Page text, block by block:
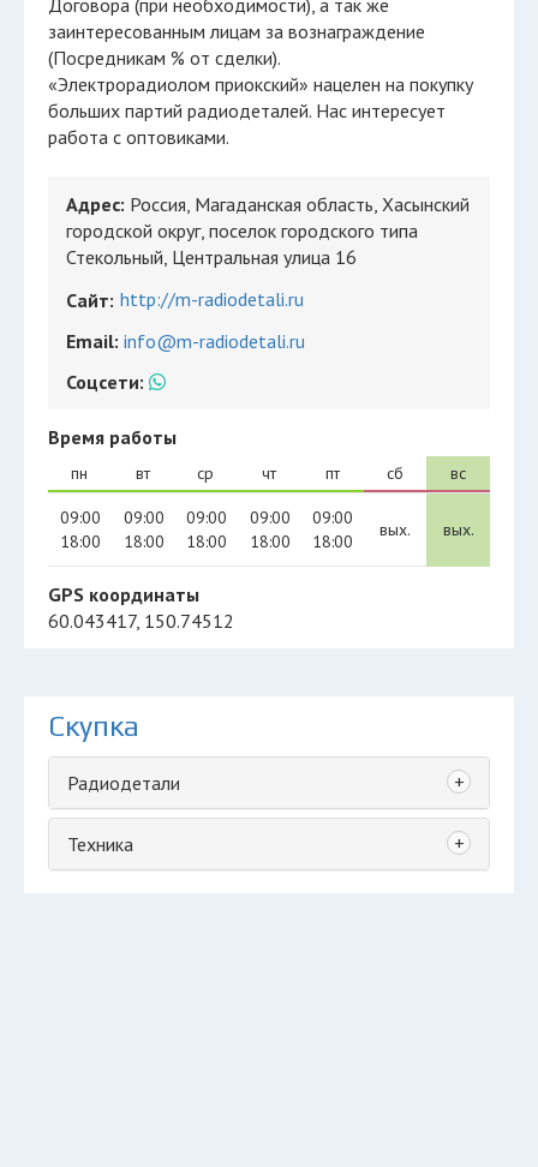
Договора (при необходимости), а так же
заинтересованным лицам за вознаграждение
(Посредникам % от сделки).
«Электрорадиолом приокский» нацелен на покупку
больших партий радиодеталей. Нас интересует
работа с оптовиками.
Адрес: Россия, Магаданская область, Хасынский
городской округ, поселок городского типа
Стекольный, Центральная улица 16
Сайт: http://m-radiodetali.ru
Email: info@m-radiodetali.ru
Соцсети:
Время работы
пн
09:00
18:00
вт
09:00
18:00
ср
09:00
18:00
чт
09:00
18:00
пт
09:00
18:00
сб
вых.
вс
вых.
GPS координаты
60.043417, 150.74512
Скупка
Радиодетали +
Техника +